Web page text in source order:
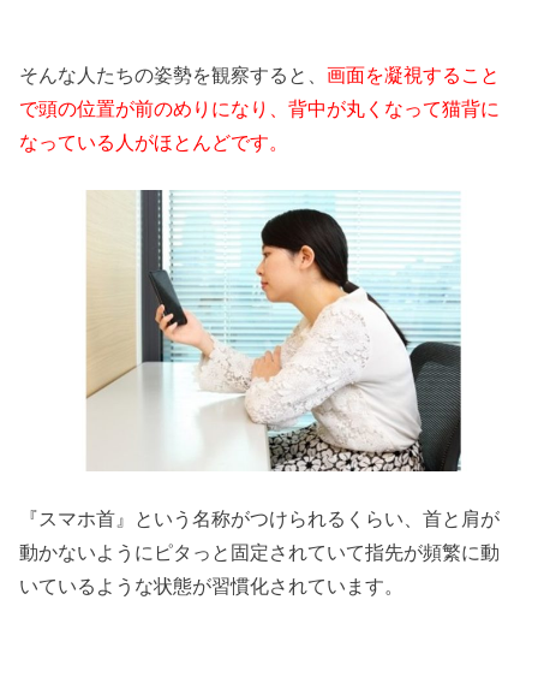
そんな人たちの姿勢を観察すると、画面を凝視すること
で頭の位置が前のめりになり、背中が丸くなって猫背に
なっている人がほとんどです。
『スマホ首』という名称がつけられるくらい、首と肩が
動かないようにピタっと固定されていて指先が頻繁に動
いているような状態が習慣化されています。